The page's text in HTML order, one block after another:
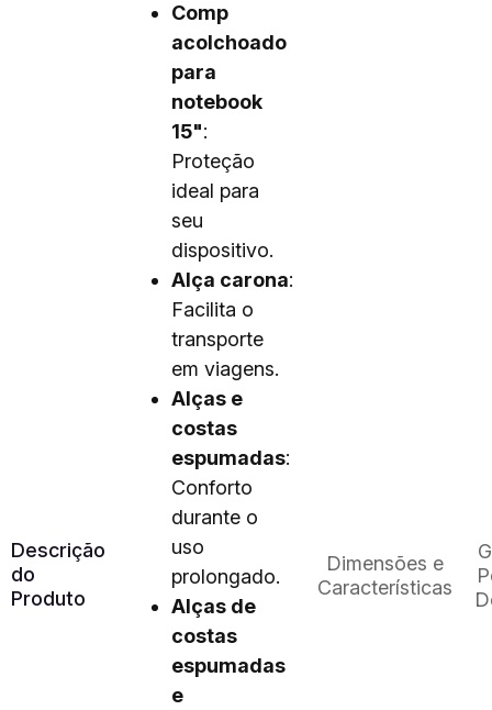
Descrição
do
Produto
Comp
acolchoado
para
notebook
15":
Proteção
ideal para
seu
dispositivo.
Alça carona:
Facilita o
transporte
em viagens.
Alças e
costas
espumadas:
Conforto
durante o
uso
prolongado.
Alças de
costas
espumadas
e
Dimensões e
Características